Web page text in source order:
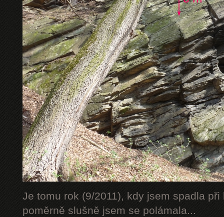
Je tomu rok (9/2011), kdy jsem spadla
poměrně slušně jsem se polámala...